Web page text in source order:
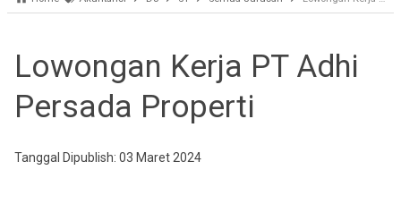
Lowongan Kerja PT Adhi
Persada Properti
Tanggal Dipublish: 03 Maret 2024